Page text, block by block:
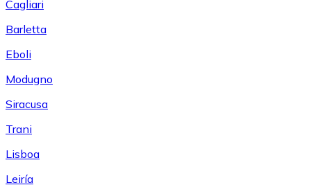
Cagliari
Barletta
Eboli
Modugno
Siracusa
Trani
Lisboa
Leiría